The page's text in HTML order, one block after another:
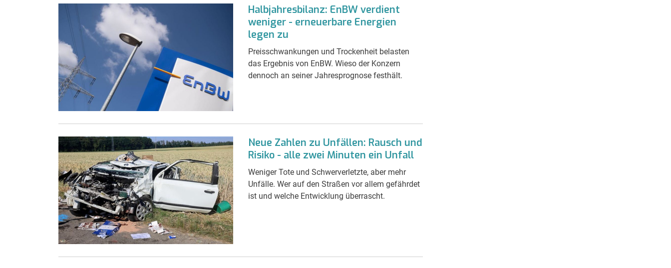
Halbjahresbilanz: EnBW verdient
weniger - erneuerbare Energien
legen zu
Preisschwankungen und Trockenheit belasten
das Ergebnis von EnBW. Wieso der Konzern
dennoch an seiner Jahresprognose festhält.
Neue Zahlen zu Unfällen: Rausch und
Risiko - alle zwei Minuten ein Unfall
Weniger Tote und Schwerverletzte, aber mehr
Unfälle. Wer auf den Straßen vor allem gefährdet
ist und welche Entwicklung überrascht.